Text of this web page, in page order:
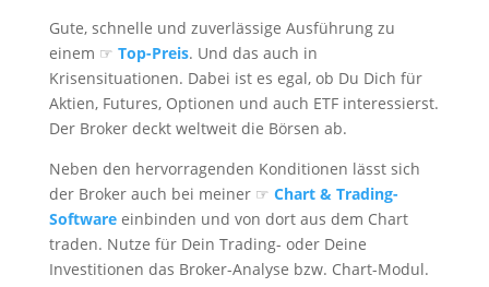
Gute, schnelle und zuverlässige Ausführung zu
einem ☞ Top-Preis. Und das auch in
Krisensituationen. Dabei ist es egal, ob Du Dich für
Aktien, Futures, Optionen und auch ETF interessierst.
Der Broker deckt weltweit die Börsen ab.
Neben den hervorragenden Konditionen lässt sich
der Broker auch bei meiner ☞ Chart & Trading-
Softwareeinbinden und von dort aus dem Chart
traden. Nutze für Dein Trading- oder Deine
Investitionen das Broker-Analyse bzw. Chart-Modul.